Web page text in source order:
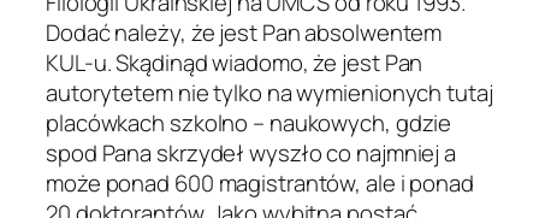
Dodać należy, że jest Pan absolwentem
KUL-u. Skądinąd wiadomo, że jest Pan
autorytetem nie tylko na wymienionych tutaj
placówkach szkolno – naukowych, gdzie
spod Pana skrzydeł wyszło co najmniej a
może ponad 600 magistrantów, ale i ponad